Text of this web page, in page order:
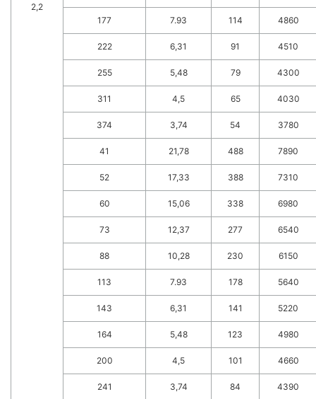
2,2
177 7.93 114 4860
222 6,31 91 4510
255 5,48 79 4300
311 4,5 65 4030
374 3,74 54 3780
41 21,78 488 7890
52 17,33 388 7310
60 15,06 338 6980
73 12,37 277 6540
88 10,28 230 6150
113 7.93 178 5640
143 6,31 141 5220
164 5,48 123 4980
200 4,5 101 4660
241 3,74 84 4390